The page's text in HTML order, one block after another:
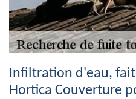
Infiltration d'eau,
Hortica Couverture